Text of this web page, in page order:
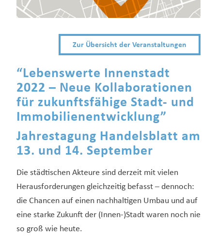
Zur Übersicht der Veranstaltungen
“Lebenswerte Innenstadt
2022 – Neue Kollaborationen
für zukunftsfähige Stadt- und
Immobilienentwicklung”
Jahrestagung Handelsblatt am
13. und 14. September
Die städtischen Akteure sind derzeit mit vielen
Herausforderungen gleichzeitig befasst – dennoch:
die Chancen auf einen nachhaltigen Umbau und auf
eine starke Zukunft der (Innen-)Stadt waren noch nie
so groß wie heute.